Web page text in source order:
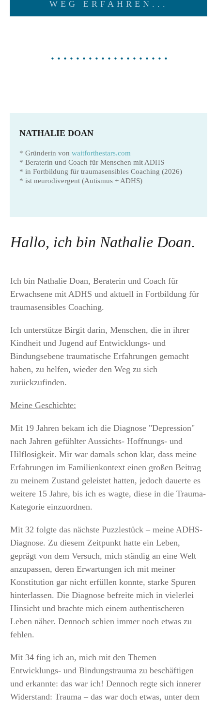
WEG ERFAHREN...
NATHALIE DOAN
* Gründerin von waitforthestars.com
* Beraterin und Coach für Menschen mit ADHS
* in Fortbildung für traumasensibles Coaching (2026)
* ist neurodivergent (Autismus + ADHS)
Hallo, ich bin Nathalie Doan.
Ich bin Nathalie Doan, Beraterin und Coach für
Erwachsene mit ADHS und aktuell in Fortbildung für
traumasensibles Coaching.
Ich unterstütze Birgit darin, Menschen, die in ihrer
Kindheit und Jugend auf Entwicklungs- und
Bindungsebene traumatische Erfahrungen gemacht
haben, zu helfen, wieder den Weg zu sich
zurückzufinden.
Meine Geschichte:
Mit 19 Jahren bekam ich die Diagnose "Depression"
nach Jahren gefühlter Aussichts- Hoffnungs- und
Hilflosigkeit. Mir war damals schon klar, dass meine
Erfahrungen im Familienkontext einen großen Beitrag
zu meinem Zustand geleistet hatten, jedoch dauerte es
weitere 15 Jahre, bis ich es wagte, diese in die Trauma-
Kategorie einzuordnen.
Mit 32 folgte das nächste Puzzlestück – meine ADHS-
Diagnose. Zu diesem Zeitpunkt hatte ein Leben,
geprägt von dem Versuch, mich ständig an eine Welt
anzupassen, deren Erwartungen ich mit meiner
Konstitution gar nicht erfüllen konnte, starke Spuren
hinterlassen. Die Diagnose befreite mich in vielerlei
Hinsicht und brachte mich einem authentischeren
Leben näher. Dennoch schien immer noch etwas zu
fehlen.
Mit 34 fing ich an, mich mit den Themen
Entwicklungs- und Bindungstrauma zu beschäftigen
und erkannte: das war ich! Dennoch regte sich innerer
Widerstand: Trauma – das war doch etwas, unter dem